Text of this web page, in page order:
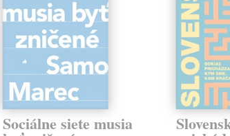
Sociálne siete musia